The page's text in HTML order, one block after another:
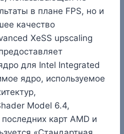
в плане FPS, но и
качество
XeSS upscaling
для Intel Integrated
ядро, используемое
Model 6.4,
карт AMD и